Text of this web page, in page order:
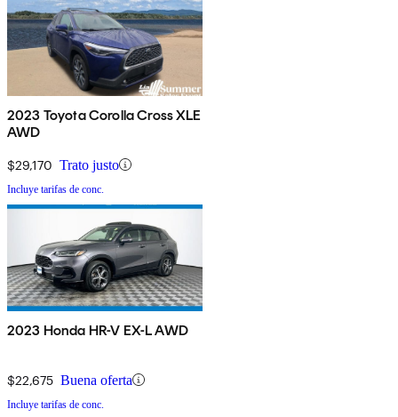
2023 Toyota Corolla Cross XLE
AWD
$29,170 Trato justo
Incluye tarifas de conc.
2023 Honda HR-V EX-L AWD
$22,675 Buena oferta
Incluye tarifas de conc.